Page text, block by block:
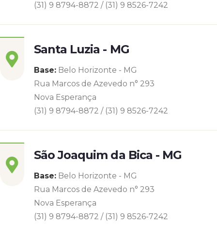
(31) 9 8794-8872 / (31) 9 8526-7242
Santa Luzia - MG
Base: Belo Horizonte - MG
Rua Marcos de Azevedo n° 293
Nova Esperança
(31) 9 8794-8872 / (31) 9 8526-7242
São Joaquim da Bica - MG
Base: Belo Horizonte - MG
Rua Marcos de Azevedo n° 293
Nova Esperança
(31) 9 8794-8872 / (31) 9 8526-7242